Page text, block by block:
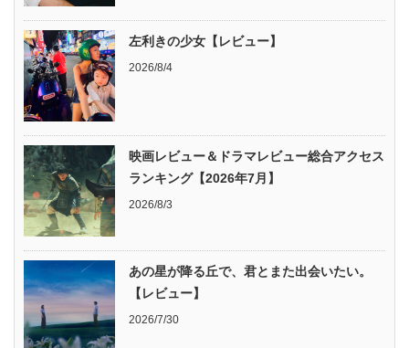
左利きの少女【レビュー】
2026/8/4
映画レビュー＆ドラマレビュー総合アクセス
ランキング【2026年7月】
2026/8/3
あの星が降る丘で、君とまた出会いたい。
【レビュー】
2026/7/30